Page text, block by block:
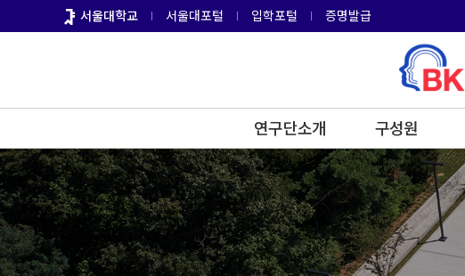
로
서울대학교 서울대포털 입학포털 증명발급
연구단소개 구성원